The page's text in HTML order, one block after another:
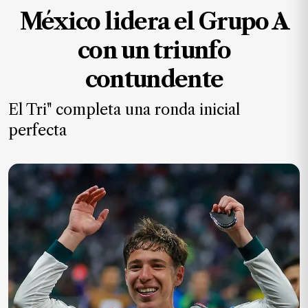
LAGUNA
por
mes.
NOTICIAS
Jalisco
Nacional
Internacional
Opinión
México lidera el Grupo A
con un triunfo
contundente
El Tri" completa una ronda inicial
perfecta